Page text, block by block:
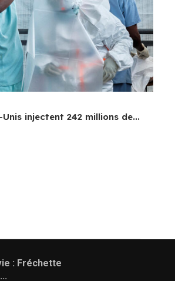
injectent 242 millions de...
: Fréchette